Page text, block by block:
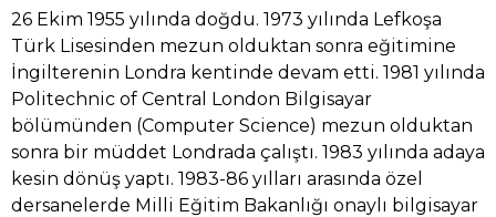
26 Ekim 1955 yılında doğdu. 1973 yılında Lefkoşa
Türk Lisesinden mezun olduktan sonra eğitimine
İngilterenin Londra kentinde devam etti. 1981 yılında
Politechnic of Central London Bilgisayar
bölümünden (Computer Science) mezun olduktan
sonra bir müddet Londrada çalıştı. 1983 yılında adaya
kesin dönüş yaptı. 1983-86 yılları arasında özel
dersanelerde Milli Eğitim Bakanlığı onaylı bilgisayar